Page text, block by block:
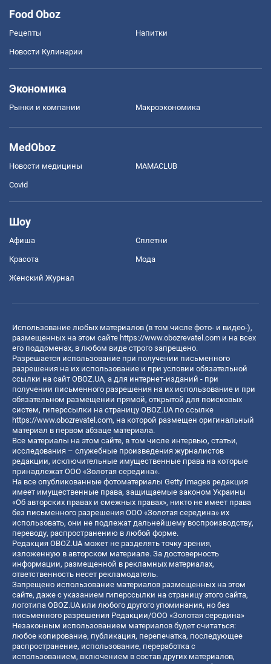
Food Oboz
Рецепты Напитки
Новости Кулинарии
Экономика
Рынки и компании Mакроэкономика
MedOboz
Новости медицины MAMACLUB
Covid
Шоу
Афиша Сплетни
Красота Мода
Женский Журнал
Использование любых материалов (в том числе фото- и видео-),
размещенных на этом сайте https://www.obozrevatel.com и на всех
его поддоменах, в любом виде строго запрещено.
Разрешается использование при получении письменного
разрешения на их использование и при условии обязательной
ссылки на сайт OBOZ.UA, а для интернет-изданий - при
получении письменного разрешения на их использование и при
обязательном размещении прямой, открытой для поисковых
систем, гиперссылки на страницу OBOZ.UA по ссылке
https://www.obozrevatel.com, на которой размещен оригинальный
материал в первом абзаце материала.
Все материалы на этом сайте, в том числе интервью, статьи,
исследования – служебные произведения журналистов
редакции, исключительные имущественные права на которые
принадлежат ООО «Золотая середина».
На все опубликованные фотоматериалы Getty Images редакция
имеет имущественные права, защищаемые законом Украины
«Об авторских правах и смежных правах», никто не имеет права
без письменного разрешения ООО «Золотая середина» их
использовать, они не подлежат дальнейшему воспроизводству,
переводу, распространению в любой форме.
Редакция OBOZ.UA может не разделять точку зрения,
изложенную в авторском материале. За достоверность
информации, размещенной в рекламных материалах,
ответственность несет рекламодатель.
Запрещено использование материалов размещенных на этом
сайте, даже с указанием гиперссылки на страницу этого сайта,
логотипа OBOZ.UA или любого другого упоминания, но без
письменного разрешения Редакции/ООО «Золотая середина»
Незаконным использованием материалов будет считаться:
любое копирование, публикация, перепечатка, последующее
распространение, использование, переработка с
использованием, включением в состав других материалов,